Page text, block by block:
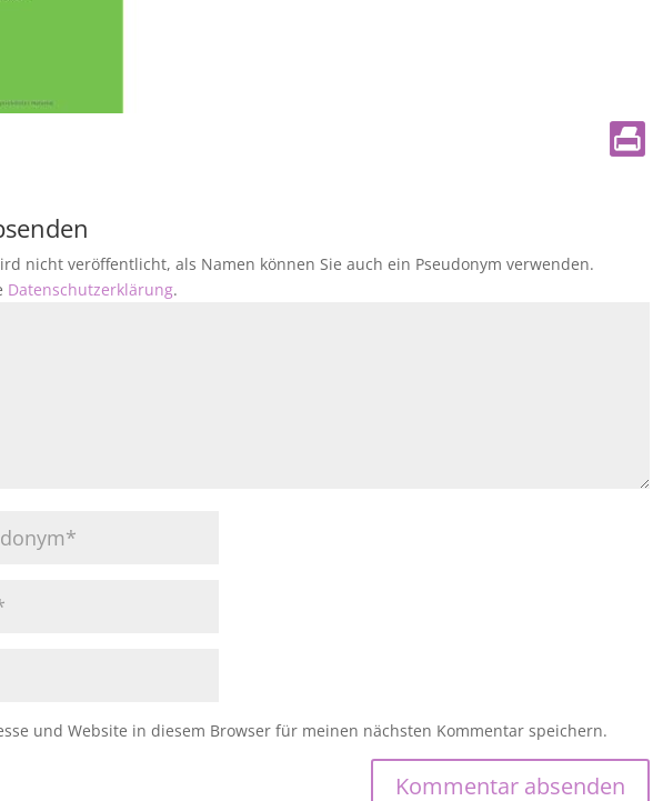
nicht veröffentlicht, als Namen können Sie auch ein Pseudonym verwenden.
Datenschutzerklärung.
und Website in diesem Browser für meinen nächsten Kommentar speichern.